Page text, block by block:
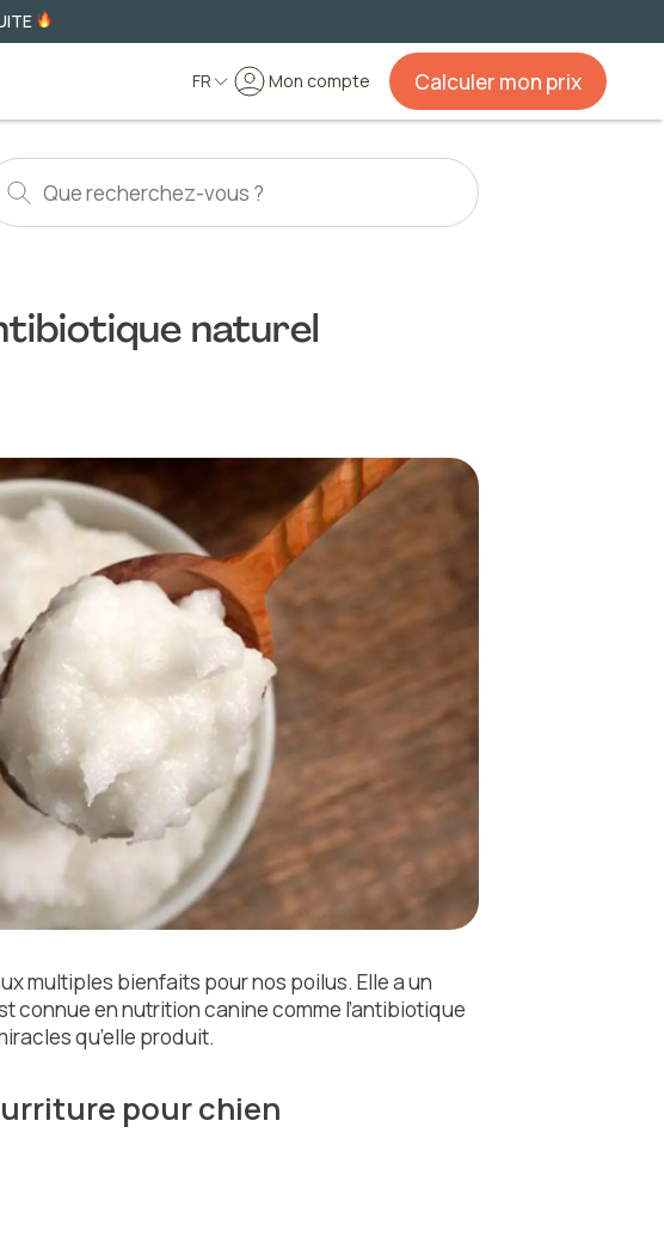
Mon compte
FR Calculer mon prix
naturel
multiples bienfaits pour nos poilus. Elle a un
connue en nutrition canine comme l’antibiotique
qu’elle produit.
pour chien